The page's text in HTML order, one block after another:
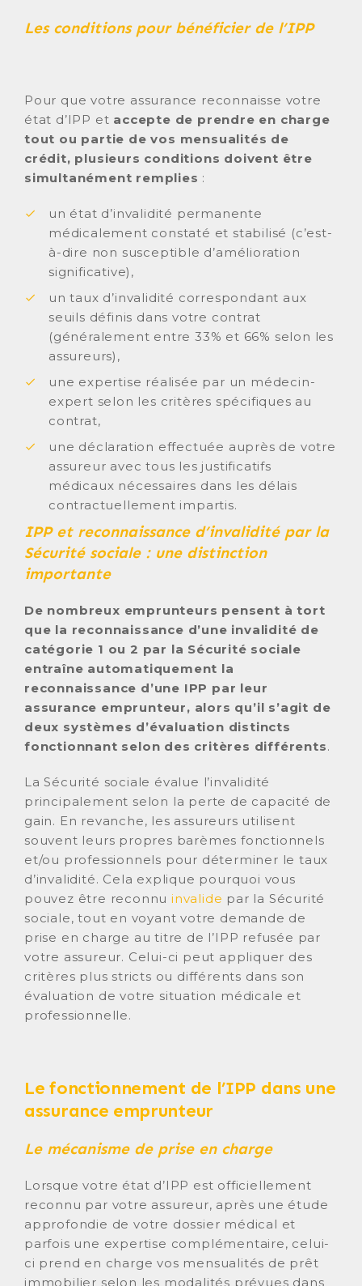
Les conditions pour bénéficier de l’IPP
Pour que votre assurance reconnaisse votre
état d’IPP et accepte de prendre en charge
tout ou partie de vos mensualités de
crédit, plusieurs conditions doivent être
simultanément remplies :
un état d’invalidité permanente
médicalement constaté et stabilisé (c’est-
à-dire non susceptible d’amélioration
significative),
un taux d’invalidité correspondant aux
seuils définis dans votre contrat
(généralement entre 33% et 66% selon les
assureurs),
une expertise réalisée par un médecin-
expert selon les critères spécifiques au
contrat,
une déclaration effectuée auprès de votre
assureur avec tous les justificatifs
médicaux nécessaires dans les délais
contractuellement impartis.
IPP et reconnaissance d’invalidité par la
Sécurité sociale : une distinction
importante
De nombreux emprunteurs pensent à tort
que la reconnaissance d’une invalidité de
catégorie 1 ou 2 par la Sécurité sociale
entraîne automatiquement la
reconnaissance d’une IPP par leur
assurance emprunteur, alors qu’il s’agit de
deux systèmes d’évaluation distincts
fonctionnant selon des critères différents.
La Sécurité sociale évalue l’invalidité
principalement selon la perte de capacité de
gain. En revanche, les assureurs utilisent
souvent leurs propres barèmes fonctionnels
et/ou professionnels pour déterminer le taux
d’invalidité. Cela explique pourquoi vous
pouvez être reconnuinvalide par la Sécurité
sociale, tout en voyant votre demande de
prise en charge au titre de l’IPP refusée par
votre assureur. Celui-ci peut appliquer des
critères plus stricts ou différents dans son
évaluation de votre situation médicale et
professionnelle.
Le fonctionnement de l’IPP dans une
assurance emprunteur
Le mécanisme de prise en charge
Lorsque votre état d’IPP est officiellement
reconnu par votre assureur, après une étude
approfondie de votre dossier médical et
parfois une expertise complémentaire, celui-
ci prend en charge vos mensualités de prêt
immobilier selon les modalités prévues dans